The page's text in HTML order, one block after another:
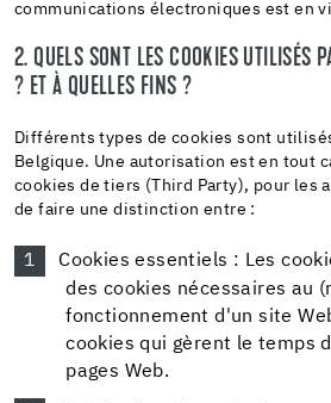
communications électroniques est en
2. QUELS SONT LES COOKIES UTILISÉS
? ET À QUELLES FINS ?
Différents types de cookies sont
Belgique. Une autorisation est en tout
cookies de tiers (Third Party), pour les
de faire une distinction entre :
Cookies essentiels : Les
des cookies nécessaires au
fonctionnement d'un site
cookies qui gèrent le temps
pages Web.